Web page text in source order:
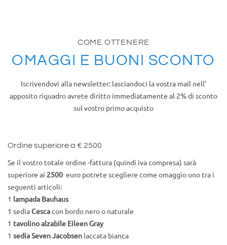
COME OTTENERE
OMAGGI E BUONI SCONTO
Iscrivendovi alla newsletter: lasciandoci la vostra mail nell’
apposito riquadro avrete diritto immediatamente al 2% di sconto
sul vostro primo acquisto
Ordine superiore a € 2500
Se il vostro totale ordine -fattura (quindi iva compresa) sarà
superiore ai 2500 euro potrete scegliere come omaggio uno tra i
seguenti articoli:
1 lampada Bauhaus
1 sediaCescacon bordo nero o naturale
1 tavolino alzabile Eileen Gray
1 sedia Seven Jacobsen laccata bianca